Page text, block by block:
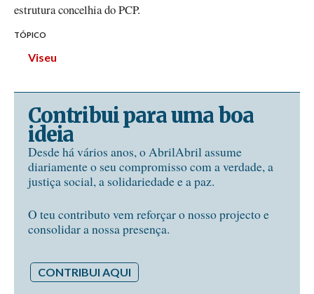
estrutura concelhia do PCP.
TÓPICO
Viseu
Contribui para uma boa
ideia
Desde há vários anos, o AbrilAbril assume
diariamente o seu compromisso com a verdade, a
justiça social, a solidariedade e a paz.
O teu contributo vem reforçar o nosso projecto e
consolidar a nossa presença.
CONTRIBUI AQUI